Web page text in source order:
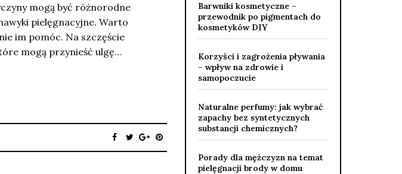
mogą być różnorodne
pielęgnacyjne. Warto
im pomóc. Na szczęście
mogą przynieść ulgę…
Barwniki kosmetyczne –
przewodnik po pigmentach do
kosmetyków DIY
Korzyści i zagrożenia pływania
– wpływ na zdrowie i
samopoczucie
Naturalne perfumy: jak wybrać
zapachy bez syntetycznych
substancji chemicznych?
Porady dla mężczyzn na temat
pielęgnacji brody w domu